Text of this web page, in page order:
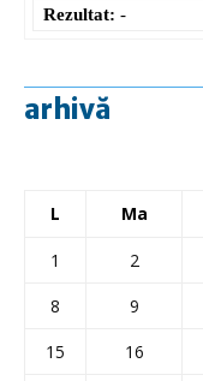
Rezultat: -
arhivă
L Ma
1 2
8
9
15
16